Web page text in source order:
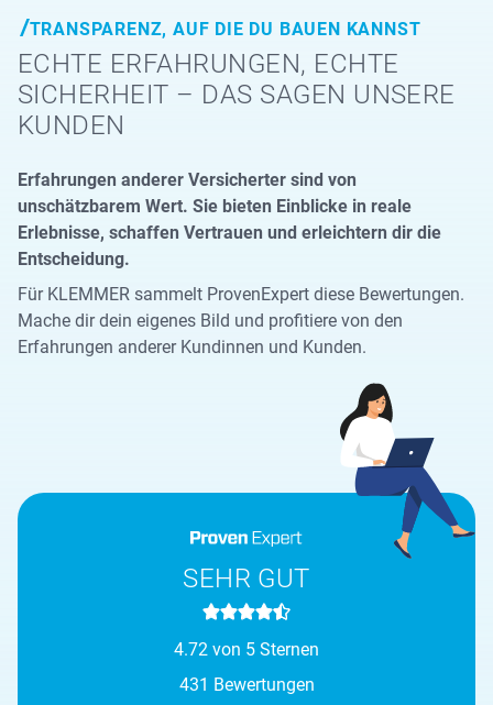
TRANSPARENZ, AUF DIE DU BAUEN KANNST
ECHTE ERFAHRUNGEN, ECHTE
SICHERHEIT – DAS SAGEN UNSERE
KUNDEN
Erfahrungen anderer Versicherter sind von
unschätzbarem Wert. Sie bieten Einblicke in reale
Erlebnisse, schaffen Vertrauen und erleichtern dir die
Entscheidung.
Für KLEMMER sammelt ProvenExpert diese Bewertungen.
Mache dir dein eigenes Bild und profitiere von den
Erfahrungen anderer Kundinnen und Kunden.
SEHR GUT
4.72 von 5 Sternen
431 Bewertungen